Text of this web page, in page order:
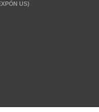
US)